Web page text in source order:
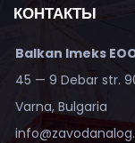
КОНТАКТЫ
Balkan Imeks
45 — 9 Debar str.
Varna, Bulgaria